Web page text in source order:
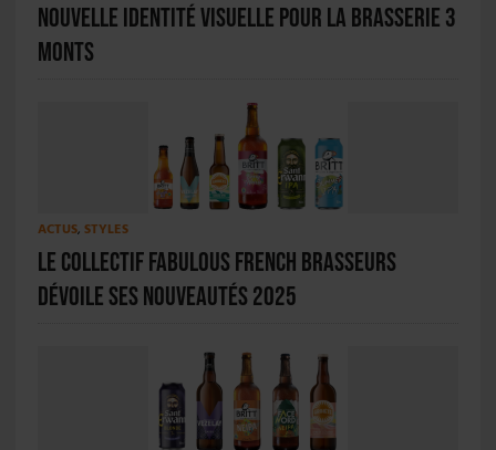
Nouvelle identité visuelle pour la Brasserie 3
Monts
ACTUS, STYLES
Le collectif Fabulous French Brasseurs
dévoile ses nouveautés 2025